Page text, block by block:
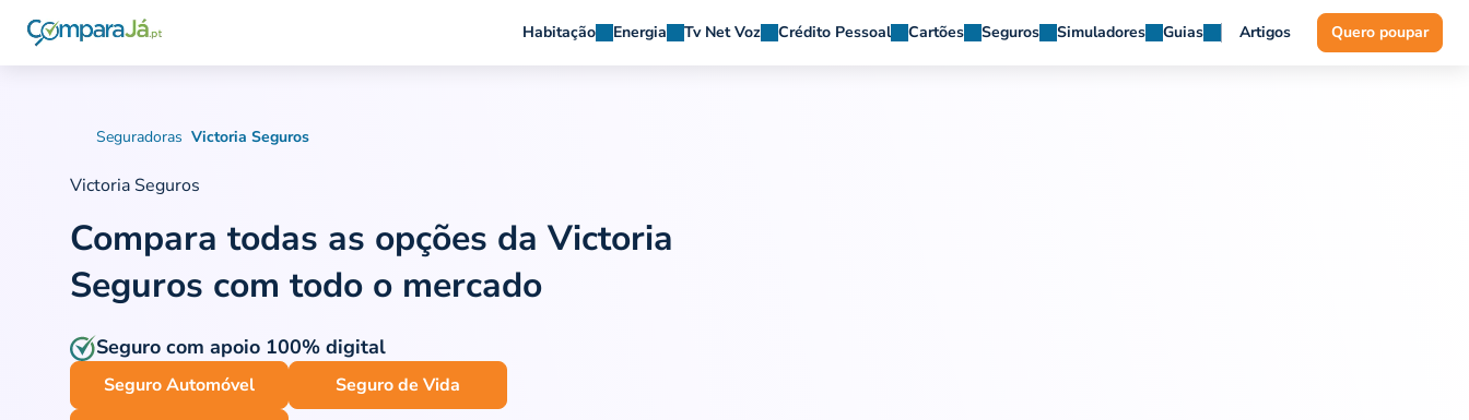
Habitação Energia Tv Net Voz Crédito Pessoal Cartões Seguros Simuladores Guias Artigos Quero poupar
Seguradoras Victoria Seguros
Victoria Seguros
Compara todas as opções da Victoria
Seguros com todo o mercado
Seguro com apoio 100% digital
Seguro Automóvel
Seguro de Vida